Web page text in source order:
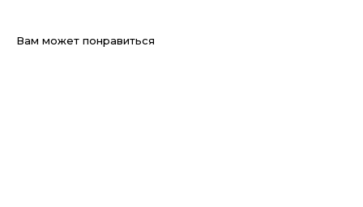
Вам может понравиться